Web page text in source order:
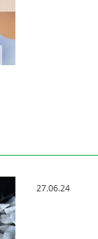
27.06.24